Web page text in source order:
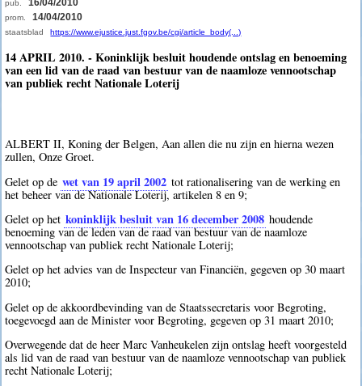
pub. 16/04/2010
prom. 14/04/2010
staatsblad https://www.ejustice.just.fgov.be/cgi/article_body(...)
14 APRIL 2010. - Koninklijk besluit houdende ontslag en benoeming
van een lid van de raad van bestuur van de naamloze vennootschap
van publiek recht Nationale Loterij
ALBERT II, Koning der Belgen, Aan allen die nu zijn en hierna wezen
zullen, Onze Groet.
Gelet op de wet van 19 april 2002 tot rationalisering van de werking en
het beheer van de Nationale Loterij, artikelen 8 en 9;
Gelet op het koninklijk besluit van 16 december 2008 houdende
benoeming van de leden van de raad van bestuur van de naamloze
vennootschap van publiek recht Nationale Loterij;
Gelet op het advies van de Inspecteur van Financiën, gegeven op 30 maart
2010;
Gelet op de akkoordbevinding van de Staatssecretaris voor Begroting,
toegevoegd aan de Minister voor Begroting, gegeven op 31 maart 2010;
Overwegende dat de heer Marc Vanheukelen zijn ontslag heeft voorgesteld
als lid van de raad van bestuur van de naamloze vennootschap van publiek
recht Nationale Loterij;